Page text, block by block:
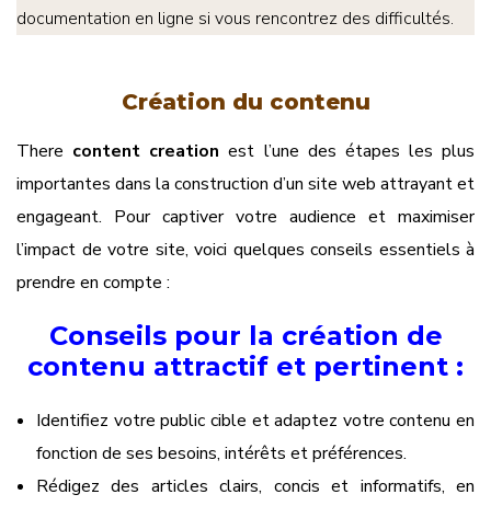
documentation en ligne si vous rencontrez des difficultés.
Création du contenu
There content creation est l’une des étapes les plus
importantes dans la construction d’un site web attrayant et
engageant. Pour captiver votre audience et maximiser
l’impact de votre site, voici quelques conseils essentiels à
prendre en compte :
Conseils pour la création de
contenu attractif et pertinent :
Identifiez votre public cible et adaptez votre contenu en
fonction de ses besoins, intérêts et préférences.
Rédigez des articles clairs, concis et informatifs, en